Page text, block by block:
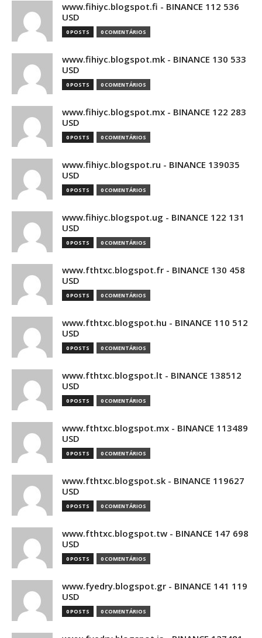
www.fihiyc.blogspot.fi - BINANCE 112 536
USD
0 POSTS 0 COMENTÁRIOS
www.fihiyc.blogspot.mk - BINANCE 130 533
USD
0 POSTS 0 COMENTÁRIOS
www.fihiyc.blogspot.mx - BINANCE 122 283
USD
0 POSTS 0 COMENTÁRIOS
www.fihiyc.blogspot.ru - BINANCE 139035
USD
0 POSTS 0 COMENTÁRIOS
www.fihiyc.blogspot.ug - BINANCE 122 131
USD
0 POSTS 0 COMENTÁRIOS
www.fthtxc.blogspot.fr - BINANCE 130 458
USD
0 POSTS 0 COMENTÁRIOS
www.fthtxc.blogspot.hu - BINANCE 110 512
USD
0 POSTS 0 COMENTÁRIOS
www.fthtxc.blogspot.lt - BINANCE 138512
USD
0 POSTS 0 COMENTÁRIOS
www.fthtxc.blogspot.mx - BINANCE 113489
USD
0 POSTS 0 COMENTÁRIOS
www.fthtxc.blogspot.sk - BINANCE 119627
USD
0 POSTS 0 COMENTÁRIOS
www.fthtxc.blogspot.tw - BINANCE 147 698
USD
0 POSTS 0 COMENTÁRIOS
www.fyedry.blogspot.gr - BINANCE 141 119
USD
0 POSTS 0 COMENTÁRIOS